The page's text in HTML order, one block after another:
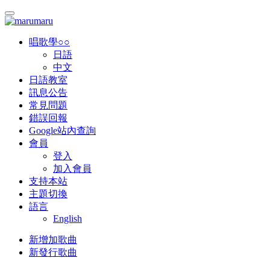
唱歌學○○
日語
中文
日語教室
訊息公告
常見問題
錯誤回報
Google站內查詢
會員
登入
加入會員
支持本站
主題切換
語言
English
新增加歌曲
新發行歌曲